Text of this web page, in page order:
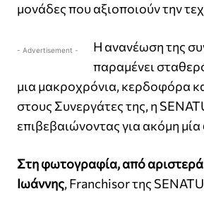
μονάδες που αξιοποιούν την
- Advertisement -
Η ανανέωση της
παραμένει
μια μακροχρόνια, κερδοφόρα
στους Συνεργάτες της, η
επιβεβαιώνοντας για ακόμη
Στη φωτογραφία, από
Ιωάννης, Franchisor της